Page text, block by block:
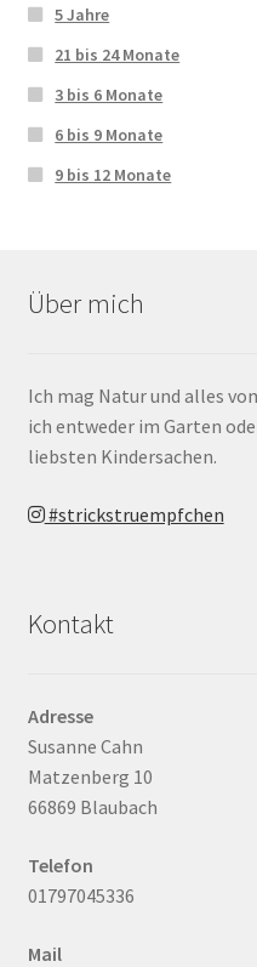
5 Jahre
21 bis 24 Monate
3 bis 6 Monate
6 bis 9 Monate
9 bis 12 Monate
Über mich
Ich mag Natur und alles
ich entweder im Garten
liebsten Kindersachen.
#strickstruempfchen
Kontakt
Adresse
Susanne Cahn
Matzenberg 10
66869 Blaubach
Telefon
01797045336
Mail